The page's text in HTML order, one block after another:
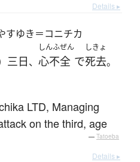
Details ▸
すゆき＝コニチカ
三日、
しんふぜん
心不全 で
しきょ
死去。
LTD, Managing
on the third, age
— Tatoeba
Details ▸